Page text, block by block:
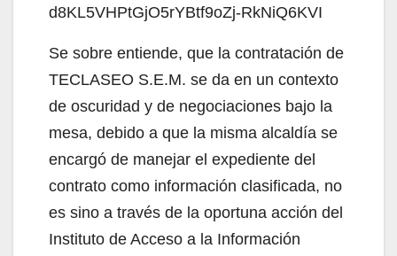
d8KL5VHPtGjO5rYBtf9oZj-RkNiQ6KVI
Se sobre entiende, que la contratación de
TECLASEO S.E.M. se da en un contexto
de oscuridad y de negociaciones bajo la
mesa, debido a que la misma alcaldía se
encargó de manejar el expediente del
contrato como información clasificada, no
es sino a través de la oportuna acción del
Instituto de Acceso a la Información